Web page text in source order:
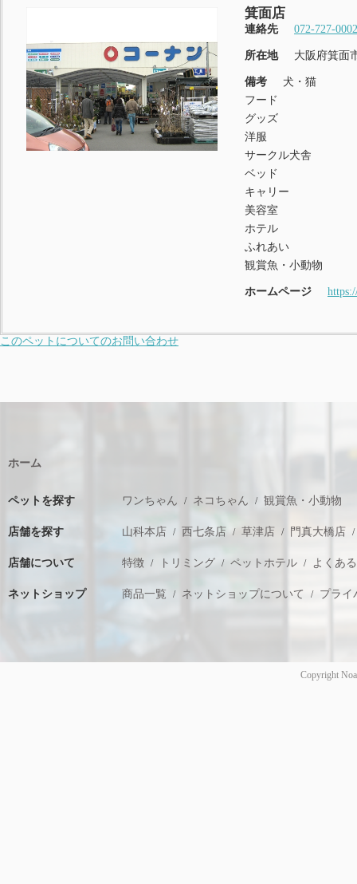
箕面店
連絡先 072-727-0002
所在地 大阪府箕面
備考
犬・猫
フード
グッズ
洋服
サークル犬舎
ベッド
キャリー
美容室
ホテル
ふれあい
観賞魚・小動物
ホームページ
このペットについてのお問い合わせ
ホーム
ペットを探す ワンちゃん ネコちゃん 観賞魚・小動物
店舗を探す 山科本店 西七条店 草津店 門真大橋店
店舗について 特徴 トリミング ペットホテル よくあ
ネットショップ 商品一覧 ネットショップについて プライ
Copyright